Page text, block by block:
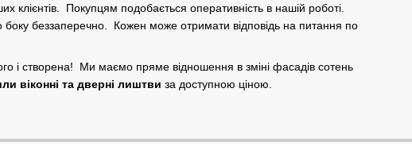
клієнтів. Покупцям подобається оперативність в нашій роботі.
беззаперечно. Кожен може отримати відповідь на питання по
і створена! Ми маємо пряме відношення в зміні фасадів сотень
віконні та дверні лиштви за доступною ціною.